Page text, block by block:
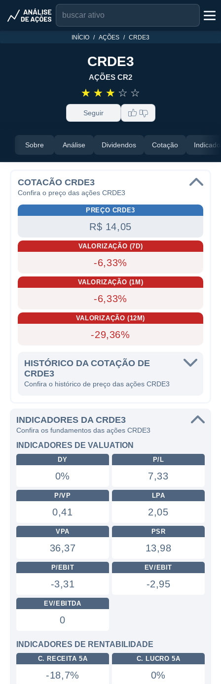
INÍCIO AÇÕES CRDE3
CRDE3
AÇÕES CR2
☆ ☆ ☆ ☆ ☆
Seguir
Sobre Análise Dividendos Cotação
COTACÃO CRDE3
Confira o preço das ações CRDE3
PREÇO CRDE3
R$ 14,05
VALORIZAÇÃO (7D)
-6,33%
VALORIZAÇÃO (1M)
-6,33%
VALORIZAÇÃO (12M)
-29,36%
HISTÓRICO DA COTAÇÃO DE
CRDE3
Confira o histórico de preço das ações CRDE3
INDICADORES DA CRDE3
Confira os fundamentos das ações CRDE3
INDICADORES DE VALUATION
DY
0%
P/L
7,33
P/VP
0,41
LPA
2,05
VPA
36,37
PSR
13,98
P/EBIT
-3,31
EV/EBIT
-2,95
EV/EBITDA
0
INDICADORES DE RENTABILIDADE
C. RECEITA 5A
-18,7%
C. LUCRO 5A
0%